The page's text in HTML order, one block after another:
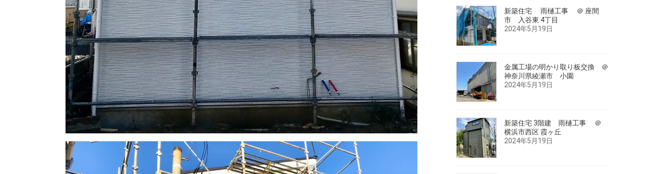
新築住宅 雨樋工事 ＠ 座間
市 入谷東 4丁目
2024年5月19日
金属工場の明かり取り板交換 ＠
神奈川県綾瀬市 小園
2024年5月19日
新築住宅 3階建 雨樋工事 ＠
横浜市西区 霞ヶ丘
2024年5月19日